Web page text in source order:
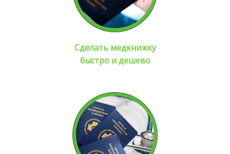
Сделать медкнижку
быстро и дешево